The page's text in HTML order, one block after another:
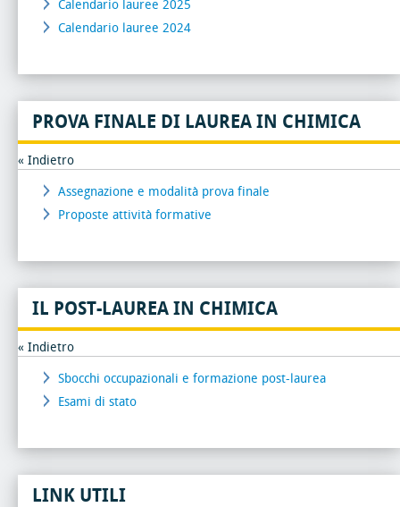
Calendario lauree 2025
Calendario lauree 2024
PROVA FINALE DI LAUREA IN CHIMICA
« Indietro
Assegnazione e modalità prova finale
Proposte attività formative
IL POST-LAUREA IN CHIMICA
« Indietro
Sbocchi occupazionali e formazione post-laurea
Esami di stato
LINK UTILI